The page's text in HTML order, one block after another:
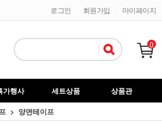
마이페이지
회원가입
로그인
0
가행사 세트상품
상품관
양면테이프